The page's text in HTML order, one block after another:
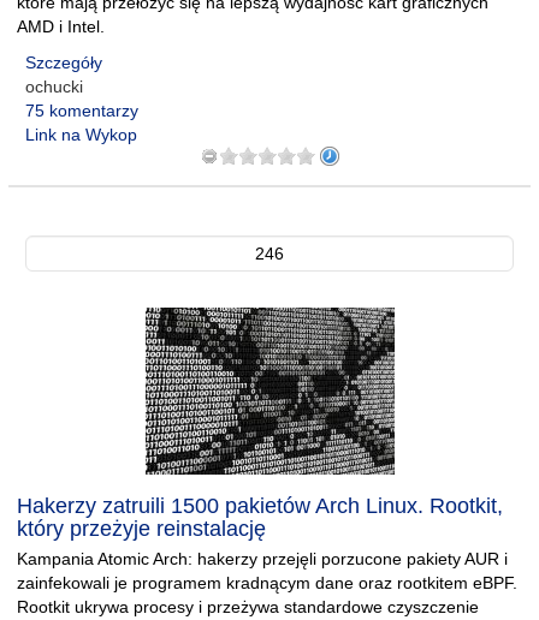
AMD i Intel.
Szczegóły
ochucki
75 komentarzy
Link na Wykop
246
Hakerzy zatruili 1500 pakietów Arch Linux. Rootkit,
który przeżyje reinstalację
Kampania Atomic Arch: hakerzy przejęli porzucone pakiety AUR i
zainfekowali je programem kradnącym dane oraz rootkitem eBPF.
Rootkit ukrywa procesy i przeżywa standardowe czyszczenie